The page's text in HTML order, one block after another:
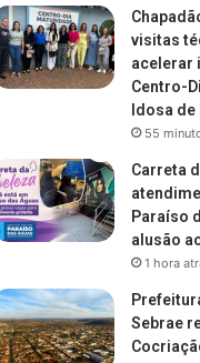
visitas
acelerar
Centro-
Idosa de
55
Carreta
Paraíso
alusão
1 hora
Sebrae